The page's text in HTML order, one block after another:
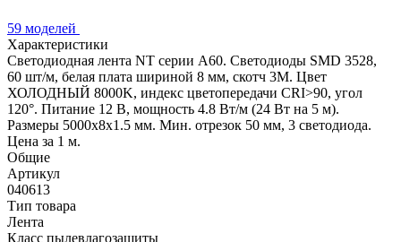
59 моделей
Характеристики
Светодиодная лента NT серии A60. Светодиоды SMD 3528,
60 шт/м, белая плата шириной 8 мм, скотч 3M. Цвет
ХОЛОДНЫЙ 8000K, индекс цветопередачи CRI>90, угол
120°. Питание 12 В, мощность 4.8 Вт/м (24 Вт на 5 м).
Размеры 5000x8x1.5 мм. Мин. отрезок 50 мм, 3 светодиода.
Цена за 1 м.
Общие
Артикул
040613
Тип товара
Лента
Класс пылевлагозащиты